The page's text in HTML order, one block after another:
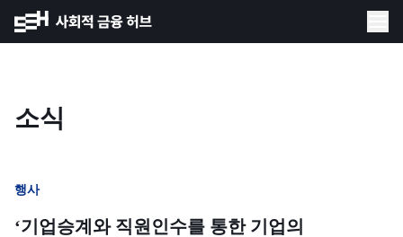
소식
행사
‘기업승계와 직원인수를 통한 기업의